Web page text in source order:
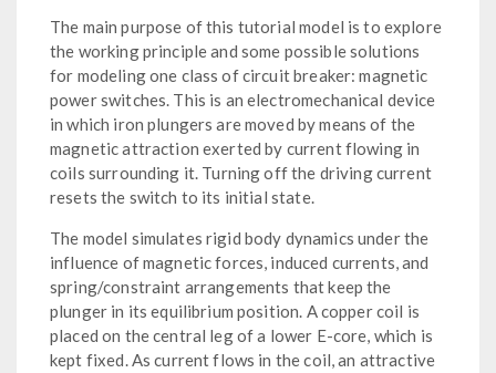
The main purpose of this tutorial model is to explore
the working principle and some possible solutions
for modeling one class of circuit breaker: magnetic
power switches. This is an electromechanical device
in which iron plungers are moved by means of the
magnetic attraction exerted by current flowing in
coils surrounding it. Turning off the driving current
resets the switch to its initial state.
The model simulates rigid body dynamics under the
influence of magnetic forces, induced currents, and
spring/constraint arrangements that keep the
plunger in its equilibrium position. A copper coil is
placed on the central leg of a lower E-core, which is
kept fixed. As current flows in the coil, an attractive